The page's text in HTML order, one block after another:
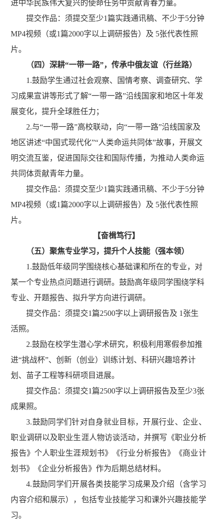
进中华民族伟大复兴的使命任务中贡献青春力量。
提交作品： 须提交至少1篇实践通讯稿、 不少于5分钟
MP4视频（或1篇2000字以上调研报告） 及 5张代表性照
片。
（四）深耕“一带一路”，传承中俄友谊（行丝路）
1.鼓励学生通过社会观察、国情考察、调查研究、学
习成果宣讲等形式了解“一带一路”沿线国家和地区十年发
展变化，提升全球胜任力；
2.与“一带一路”高校联动， 向“一带一路”沿线国家及
地区讲述“中国式现代化”“人类命运共同体”故事，开展文
明交流互鉴，促进国际交往和国际传播，为推动人类命运
共同体贡献青年力量。
提交作品： 须提交至少1篇实践通讯稿、 不少于5分钟
MP4视频（或1篇2000字以上调研报告） 及 5张代表性照
片。
【奋楫笃行】
（五）聚焦专业学习，提升个人技能 （强本领）
1.鼓励低年级同学围绕核心基础课和所在的专业，对
某一个专业热点问题进行调研。鼓励高年级同学围绕学科
专业、开题报告、拟升学方向进行调研。
提交作品： 须提交1篇2500字以上调研报告及 1 张生
活照。
2.鼓励在校学生潜心学术研究，积极利用寒假参加推
进“挑战杯”、创新（创业）训练计划、科研兴趣培养计
划、苗子工程等科研项目进展。
提交作品： 须提交1篇2500字以上调研报告及至少3张
成果照。
3.鼓励同学们针对自身就业目标，开展行业、企业、
职业调研以及职业生涯人物访谈活动，并撰写《职业分析
报告》 个人职业生涯规划书》《行业分析报告》《商业计
划书》《企业分析报告》作为后期总结材料。
4.鼓励同学们开展各类技能学习成果及介绍（含学习
内容介绍和展示），包括专业技能学习和课外兴趣技能学
习。